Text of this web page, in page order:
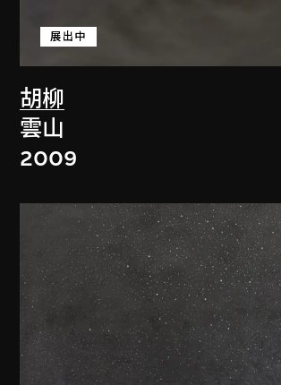
胡柳
展出中
雲山
2009